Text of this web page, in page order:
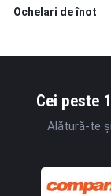
Ochelari de înot
Cei peste
Alătură-te